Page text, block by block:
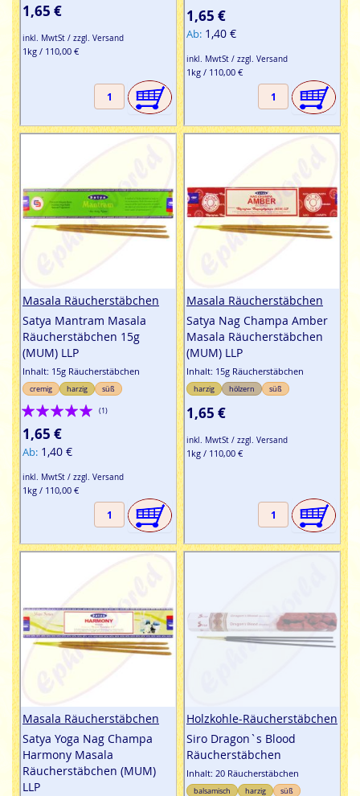
1,65 €
inkl. MwtSt / zzgl. Versand
1kg / 110,00 €
100%
1,65 €
Ab 1,40 €
inkl. MwtSt / zzgl. Versand
1kg / 110,00 €
Masala Räucherstäbchen
Satya Mantram Masala
Räucherstäbchen 15g
(MUM) LLP
Inhalt: 15g Räucherstäbchen
cremig harzig süß
Bewertung:
100%
(1)
1,65 €
Ab 1,40 €
inkl. MwtSt / zzgl. Versand
1kg / 110,00 €
Masala Räucherstäbchen
Satya Nag Champa Amber
Masala Räucherstäbchen
(MUM) LLP
Inhalt: 15g Räucherstäbchen
harzig hölzern süß
1,65 €
inkl. MwtSt / zzgl. Versand
1kg / 110,00 €
Masala Räucherstäbchen
Satya Yoga Nag Champa
Harmony Masala
Räucherstäbchen (MUM)
LLP
Holzkohle-Räucherstäbchen
Siro Dragon`s Blood
Räucherstäbchen
Inhalt: 20 Räucherstäbchen
balsamisch harzig süß